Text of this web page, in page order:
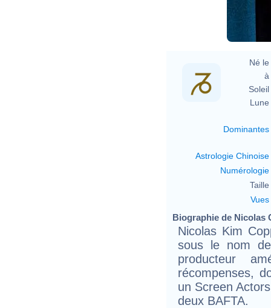
Né le
à
Soleil
Lune
Dominantes
Astrologie Chinoise
Numérologie
Taille
Vues
Biographie de Nicolas
Nicolas Kim
sous le nom
producteur
récompenses,
un Screen
deux BAFTA.